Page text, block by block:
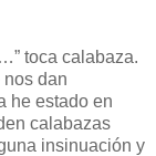
toca calabaza.
dan
he estado en
calabazas
insinuación y